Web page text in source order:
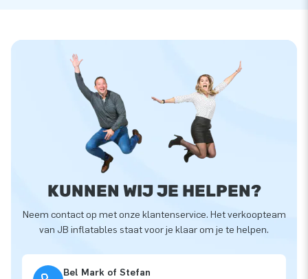
KUNNEN WIJ JE HELPEN?
Neem contact op met onze klantenservice. Het verkoopteam
van JB inflatables staat voor je klaar om je te helpen.
Bel Mark of Stefan